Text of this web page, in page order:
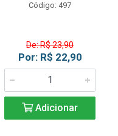
Código: 497
De: R$ 23,90
Por: R$ 22,90
Adicionar